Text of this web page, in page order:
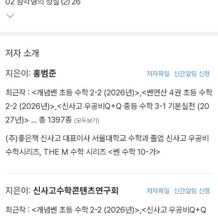
중등 수학 2-2에서 다뤄야 하는 모든 문제를 156개 유형으로 분류하
고 1142문제로 정리하여 유형별로 충분한 연습이 가능하게 하였고
저자 소개
지은이: 홍범준 저자파일 신간알림 신청
최근작 : <개념쎈 초등 수학 2-2 (2026년)>,<쎈연산 4권 초등 수학
2-2 (2026년)>,<신사고 우공비Q+Q 중등 수학 3-1 기본실전 (20
27년)> … 총 1397종 (모두보기)
(주)좋은책 신사고 대표이사 서울대학교 수학과 졸업 신사고 우공비
수학시리즈, THE M 수학 시리즈 <쎈 수학 10-가>
지은이: 신사고수학콘텐츠연구회 저자파일 신간알림 신청
최근작 : <개념쎈 초등 수학 2-2 (2026년)>,<신사고 우공비Q+Q